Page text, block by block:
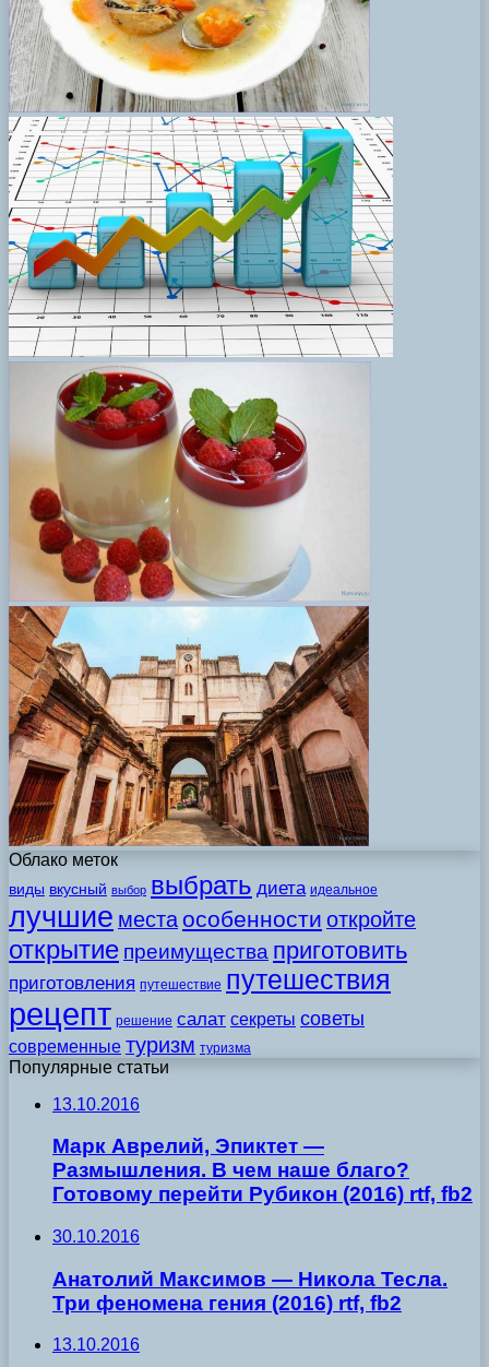
Облако меток
виды вкусный выбор выбрать диета идеальное
лучшие места особенности откройте
открытие преимущества приготовить
приготовления путешествие путешествия
рецепт решение салат секреты советы
современные туризм туризма
Популярные статьи
13.10.2016
Марк Аврелий, Эпиктет —
Размышления. В чем наше благо?
Готовому перейти Рубикон (2016) rtf, fb2
30.10.2016
Анатолий Максимов — Никола Тесла.
Три феномена гения (2016) rtf, fb2
13.10.2016